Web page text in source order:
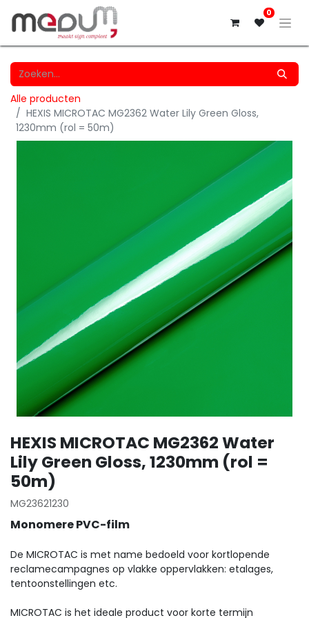
0
Alle producten
HEXIS MICROTAC MG2362 Water Lily Green Gloss,
1230mm (rol = 50m)
HEXIS MICROTAC MG2362 Water
Lily Green Gloss, 1230mm (rol =
50m)
MG23621230
Monomere PVC-film
De MICROTAC is met name bedoeld voor kortlopende
reclamecampagnes op vlakke oppervlakken: etalages,
tentoonstellingen etc.
MICROTAC is het ideale product voor korte termijn